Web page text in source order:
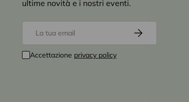
ultime novità e i nostri eventi.
Iscriviti
Accettazione privacy policy